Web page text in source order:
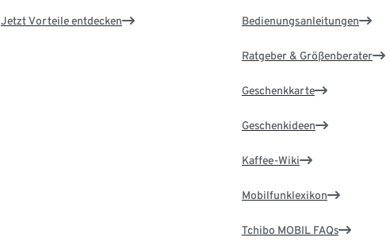
Jetzt Vorteile entdecken Bedienungsanleitungen
Ratgeber & Größenberater
Geschenkkarte
Geschenkideen
Kaffee-Wiki
Mobilfunklexikon
Tchibo MOBIL FAQs